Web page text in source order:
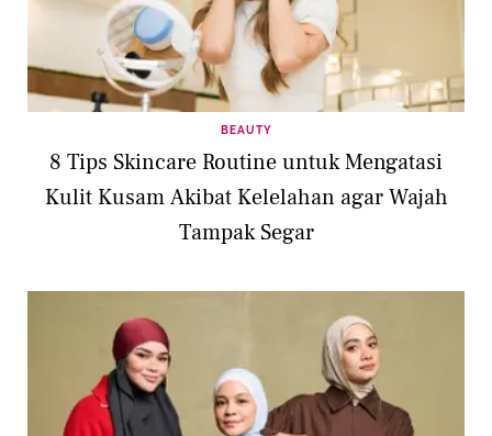
BEAUTY
8 Tips Skincare Routine untuk Mengatasi
Kulit Kusam Akibat Kelelahan agar Wajah
Tampak Segar